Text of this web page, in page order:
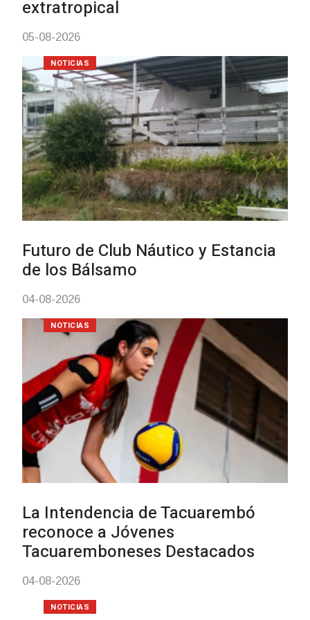
vacunación contra el
03-08-2026
UTE hizo llamado laboral
personas en situación de
discapacidad
03-08-2026
NOTICIAS
POLICIALES